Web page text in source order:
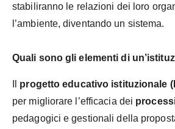
stabiliranno le relazioni dei loro
l’ambiente, diventando un sistema.
Quali sono gli elementi di
progetto educativo istituzionale
per migliorare l’efficacia dei
pedagogici e gestionali della